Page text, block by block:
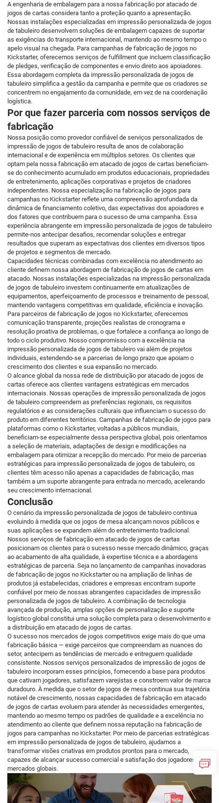
A engenharia de embalagem para a nossa fabricação por atacado de
jogos de cartas considera tanto a proteção quanto a apresentação.
Nossas instalações especializadas em impressão personalizada de jogos
de tabuleiro desenvolvem soluções de embalagem capazes de suportar
as exigências do transporte internacional, mantendo ao mesmo tempo o
apelo visual na chegada. Para campanhas de fabricação de jogos no
Kickstarter, oferecemos serviços de fulfillment que incluem classificação
de pledges, verificação de componentes e envio direto aos apoiadores.
Essa abordagem completa da impressão personalizada de jogos de
tabuleiro simplifica a gestão da campanha e permite que os criadores se
concentrem no engajamento da comunidade, em vez de na coordenação
logística.
Por que fazer parceria com nossos serviços de
fabricação
Nossa posição como provedor confiável de serviços personalizados de
impressão de jogos de tabuleiro resulta de anos de colaboração
internacional e de experiência em múltiplos setores. Os clientes que
optam pela nossa fabricação em atacado de jogos de cartas beneficiam-
se do conhecimento acumulado em produtos educacionais, propriedades
de entretenimento, aplicações corporativas e projetos de criadores
independentes. Nossa especialização na fabricação de jogos para
campanhas no Kickstarter reflete uma compreensão aprofundada da
dinâmica de financiamento coletivo, das expectativas dos apoiadores e
dos fatores que contribuem para o sucesso de uma campanha. Essa
experiência abrangente em impressão personalizada de jogos de tabuleiro
permite-nos antecipar desafios, recomendar soluções e entregar
resultados que superam as expectativas dos clientes em diversos tipos
de projetos e segmentos de mercado.
Capacidades técnicas combinadas com excelência no atendimento ao
cliente definem nossa abordagem de fabricação de jogos de cartas em
atacado. Nossas instalações especializadas na impressão personalizada
de jogos de tabuleiro investem continuamente em atualizações de
equipamentos, aperfeiçoamento de processos e treinamento de pessoal,
mantendo vantagens competitivas em qualidade, eficiência e inovação.
Para parceiros de fabricação de jogos no Kickstarter, oferecemos
comunicação transparente, projeções realistas de cronograma e
resolução proativa de problemas, o que fortalece a confiança ao longo de
todo o ciclo produtivo. Nosso compromisso com a excelência na
impressão personalizada de jogos de tabuleiro vai além de projetos
individuais, estendendo-se a parcerias de longo prazo que apoiam o
crescimento dos clientes e sua expansão no mercado.
O alcance global da nossa rede de distribuição por atacado de jogos de
cartas oferece aos clientes vantagens estratégicas em mercados
internacionais. Nossas operações de impressão personalizada de jogos
de tabuleiro compreendem as preferências regionais, os requisitos
regulatórios e as considerações culturais que influenciam o sucesso do
produto em diferentes territórios. Campanhas de fabricação de jogos para
plataformas como o Kickstarter, voltadas a públicos mundiais,
beneficiam-se especialmente dessa perspectiva global, pois orientamos
a seleção de materiais, adaptações de design e modificações na
embalagem para otimizar a recepção do mercado. Por meio de parcerias
estratégicas para impressão personalizada de jogos de tabuleiro, os
clientes têm acesso não apenas a capacidades de fabricação, mas
também a um suporte abrangente para entrada no mercado, acelerando
seu crescimento internacional.
Conclusão
O cenário da impressão personalizada de jogos de tabuleiro continua
evoluindo à medida que os jogos de mesa alcançam novos públicos e
suas aplicações se expandem além do entretenimento tradicional.
Nossos serviços de fabricação em atacado de jogos de cartas
posicionam os clientes para o sucesso nesse mercado dinâmico, graças
ao acabamento de alta qualidade, à expertise técnica e a abordagens
estratégicas de parceria. Seja no lançamento de campanhas inovadoras
de fabricação de jogos no Kickstarter ou na ampliação de linhas de
produtos já estabelecidas, criadores e empresas encontram suporte
confiável por meio de nossas abrangentes capacidades de impressão
personalizada de jogos de tabuleiro. A combinação de tecnologia
avançada de produção, amplas opções de personalização e suporte
logístico global constitui uma solução completa para o desenvolvimento e
a distribuição em atacado de jogos de cartas.
O sucesso nos mercados de jogos competitivos exige mais do que uma
fabricação básica — exige parceiros que compreendam as nuances do
setor, antecipem as tendências de mercado e entreguem qualidade
consistente. Nossos serviços personalizados de impressão de jogos de
tabuleiro incorporam esses princípios, fornecendo a base para produtos
que cativam jogadores, satisfazem varejistas e constroem valor de marca
duradouro. À medida que o setor de jogos de mesa continua sua trajetória
notável de crescimento, nossas capacidades de fabricação em atacado
de jogos de cartas evoluem para atender às necessidades emergentes,
mantendo ao mesmo tempo os padrões de qualidade e a excelência no
atendimento ao cliente que definem nossa reputação na fabricação de
jogos para campanhas no Kickstarter. Por meio de parcerias estratégicas
em impressão personalizada de jogos de tabuleiro, ajudamos a
transformar visões criativas em produtos prontos para o mercado,
capazes de alcançar sucesso comercial e satisfação dos jogadores em
mercados globais.